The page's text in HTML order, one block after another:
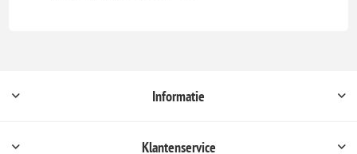
Informatie
Klantenservice